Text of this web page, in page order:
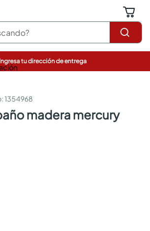
Ingresa tu dirección de entrega
:1354968
madera mercury